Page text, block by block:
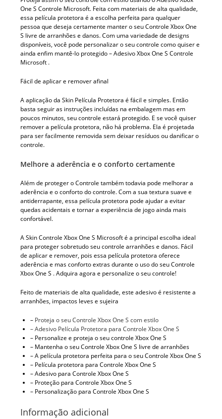
One S Controle Microsoft. Feita com materiais de alta qualidade,
essa película protetora é a escolha perfeita para qualquer
pessoa que deseja certamente manter o seu Controle Xbox One
S livre de arranhões e danos. Com uma variedade de designs
disponíveis, você pode personalizar o seu controle como quiser e
ainda enfim mantê-lo protegido – Adesivo Xbox One S Controle
Microsoft .
Fácil de aplicar e remover afinal
A aplicação da Skin Película Protetora é fácil e simples. Então
basta seguir as instruções incluídas na embalagem mas em
poucos minutos, seu controle estará protegido. E se você quiser
remover a película protetora, não há problema. Ela é projetada
para ser facilmente removida sem deixar resíduos ou danificar o
controle.
Melhore a aderência e o conforto certamente
Além de proteger o Controle também todavia pode melhorar a
aderência e o conforto do controle. Com a sua textura suave e
antiderrapante, essa película protetora pode ajudar a evitar
quedas acidentais e tornar a experiência de jogo ainda mais
confortável.
A Skin Controle Xbox One S Microsoft é a principal escolha ideal
para proteger sobretudo seu controle arranhões e danos. Fácil
de aplicar e remover, pois essa película protetora oferece
aderência e mas conforto extras durante o uso do seu Controle
Xbox One S . Adquira agora e personalize o seu controle!
Feito de materiais de alta qualidade, este adesivo é resistente a
arranhões, impactos leves e sujeira
– Proteja o seu Controle Xbox One S com estilo
– Adesivo Película Protetora para Controle Xbox One S
– Personalize e proteja o seu controle Xbox One S
– Mantenha o seu Controle Xbox One S livre de arranhões
– A película protetora perfeita para o seu Controle Xbox One S
– Película protetora para Controle Xbox One S
– Adesivo para Controle Xbox One S
– Proteção para Controle Xbox One S
– Personalização para Controle Xbox One S
Informação adicional